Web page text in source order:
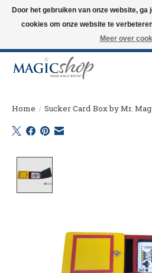
Altijd de nieuwste trucs op voorraad. Snelle
Langskomen in onze winkel? Bel of mail om
Home / Sucker Card Box by Mr.
Door het gebruiken van onze website,
cookies om onze website te
Meer over